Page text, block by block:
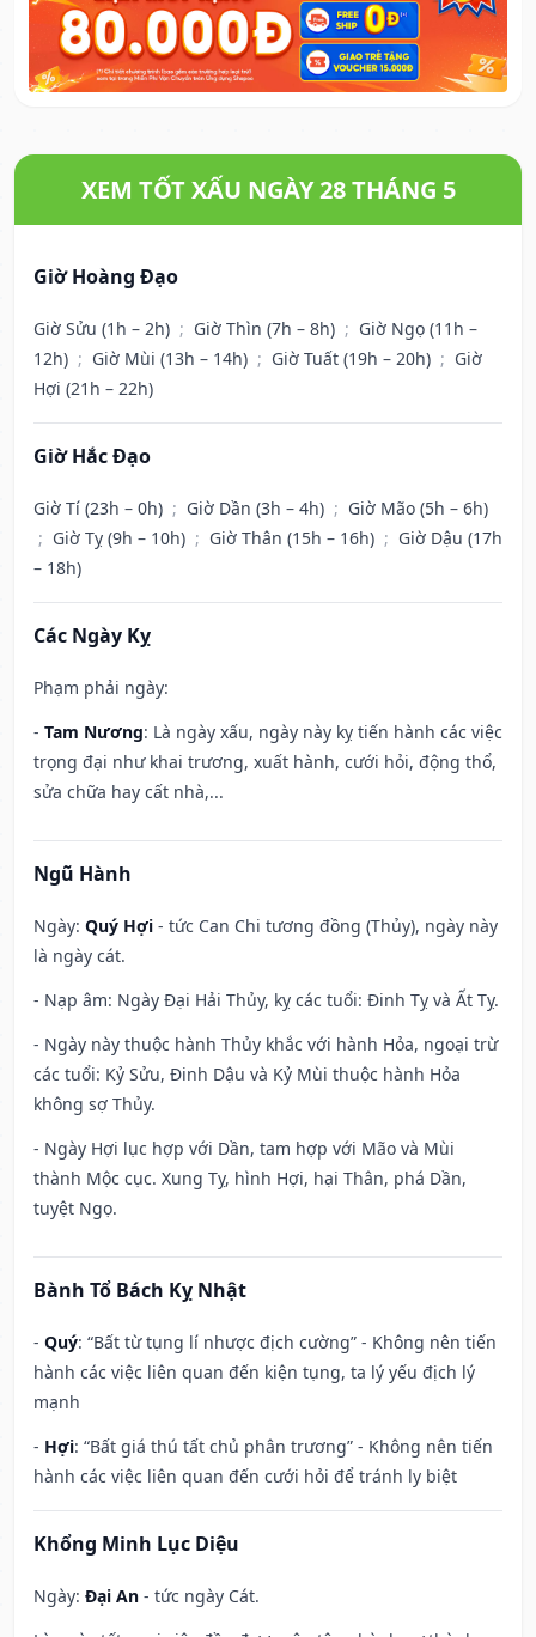
XEM TỐT XẤU NGÀY 28 THÁNG 5
Giờ Hoàng Đạo
Giờ Sửu (1h – 2h) ; Giờ Thìn (7h – 8h) ; Giờ Ngọ (11h –
12h) ; Giờ Mùi (13h – 14h) ; Giờ Tuất (19h – 20h) ; Giờ
Hợi (21h – 22h)
Giờ Hắc Đạo
Giờ Tí (23h – 0h) ; Giờ Dần (3h – 4h) ; Giờ Mão (5h – 6h)
; Giờ Tỵ (9h – 10h) ; Giờ Thân (15h – 16h) ; Giờ Dậu (17h
– 18h)
Các Ngày Kỵ
Phạm phải ngày:
- Tam Nương: Là ngày xấu, ngày này kỵ tiến hành các việc
trọng đại như khai trương, xuất hành, cưới hỏi, động thổ,
sửa chữa hay cất nhà,...
Ngũ Hành
Ngày: Quý Hợi - tức Can Chi tương đồng (Thủy), ngày này
là ngày cát.
- Nạp âm: Ngày Đại Hải Thủy, kỵ các tuổi: Đinh Tỵ và Ất Tỵ.
- Ngày này thuộc hành Thủy khắc với hành Hỏa, ngoại trừ
các tuổi: Kỷ Sửu, Đinh Dậu và Kỷ Mùi thuộc hành Hỏa
không sợ Thủy.
- Ngày Hợi lục hợp với Dần, tam hợp với Mão và Mùi
thành Mộc cục. Xung Tỵ, hình Hợi, hại Thân, phá Dần,
tuyệt Ngọ.
Bành Tổ Bách Kỵ Nhật
- Quý: “Bất từ tụng lí nhược địch cường” - Không nên tiến
hành các việc liên quan đến kiện tụng, ta lý yếu địch lý
mạnh
- Hợi: “Bất giá thú tất chủ phân trương” - Không nên tiến
hành các việc liên quan đến cưới hỏi để tránh ly biệt
Khổng Minh Lục Diệu
Ngày: Đại An - tức ngày Cát.